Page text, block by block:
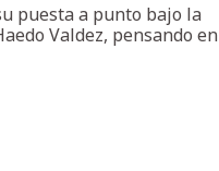
puesta a punto bajo la
Valdez, pensando en